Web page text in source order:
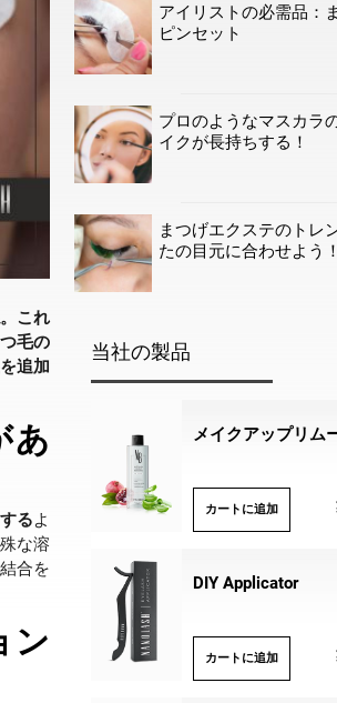
これ
毛の
追加
あ
るよ
な溶
合を
ン
アイリストの必需品：
ピンセット
プロのようなマスカラ
イクが長持ちする！
まつげエクステのトレ
たの目元に合わせよう！
当社の製品
メイクアップリム
カートに追加
DIY Applicator
カートに追加